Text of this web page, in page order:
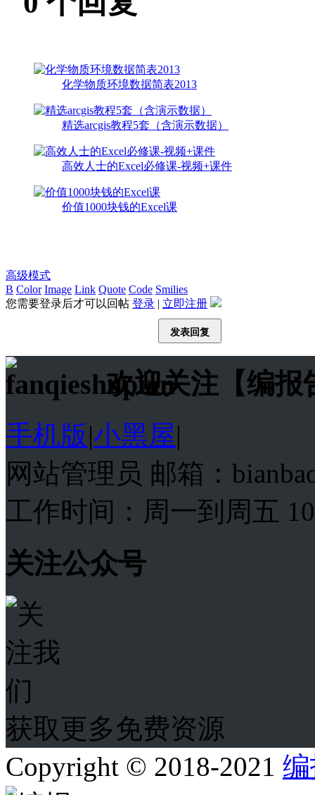
化学物质环境数据简表2013
精选arcgis教程5套（含演示数据）
高效人士的Excel必修课-视频+课件
价值1000块钱的Excel课
高级模式
B Color Image Link Quote Code Smilies
您需要登录后才可以回帖 登录 | 立即注册
发表回复
欢迎关注【编报
手机版|小黑屋|
网站管理员 邮箱：
工作时间：周一到周五
关注公众号
获取更多免费资源
Copyright © 2018-2021